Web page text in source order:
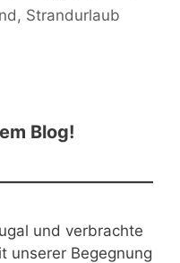
, Strandurlaub
Blog!
und verbrachte
unserer Begegnung